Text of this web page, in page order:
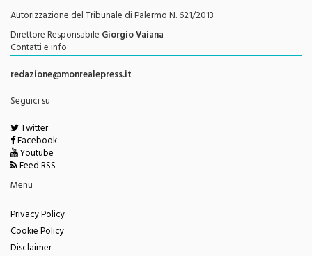
Testata Giornalistica Registrata
Autorizzazione del Tribunale di Palermo N. 621/2013
Direttore ResponsabileGiorgio Vaiana
Contatti e info
redazione@monrealepress.it
Seguici su
Twitter
Facebook
Youtube
Feed RSS
Privacy Policy
Cookie Policy